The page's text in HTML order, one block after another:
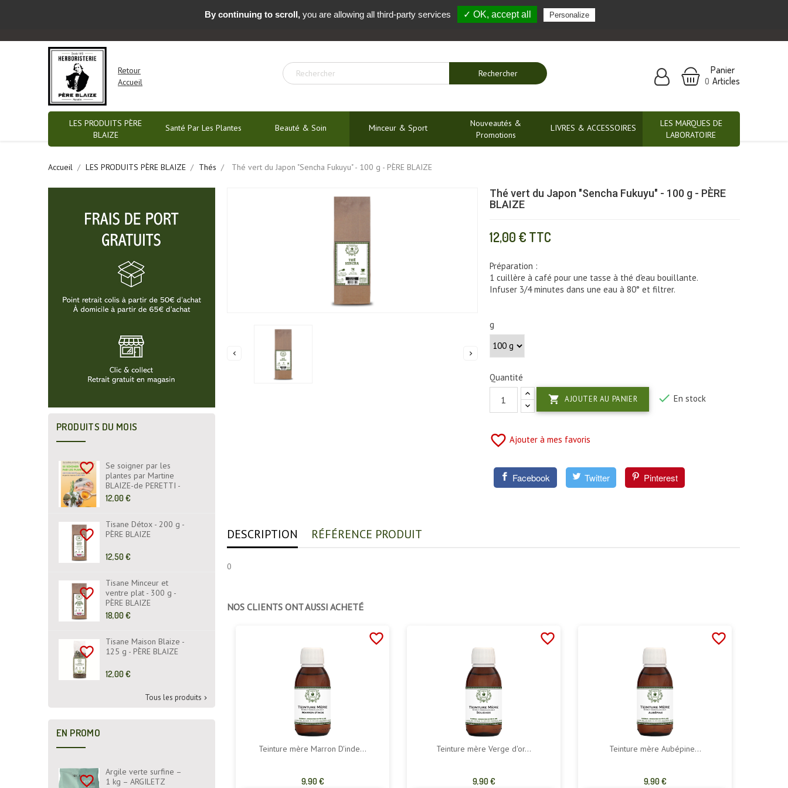
Nous contacter par email ou prendre RDV- 04 91 54 04 01
Retour
Accueil
Panier
0 Articles
Rechercher
LES PRODUITS PÈRE
BLAIZE
Santé Par Les Plantes Beauté & Soin Minceur & Sport
Nouveautés &
Promotions
LIVRES & ACCESSOIRES
LES MARQUES DE
LABORATOIRE
Accueil LES PRODUITS PÈRE BLAIZE Thés Thé vert du Japon "Sencha Fukuyu" - 100 g - PÈRE BLAIZE
PRODUITS DU MOIS
favorite_border
Se soigner par les
plantes par Martine
BLAIZE-de PERETTI -
Fiches Santé - Livre -
EYROLLES ÉDITIONS
Prix
12,00 €
favorite_border
Tisane Détox - 200 g -
PÈRE BLAIZE
Prix
12,50 €
favorite_border
Tisane Minceur et
ventre plat - 300 g -
PÈRE BLAIZE
Prix
18,00 €
favorite_border
Tisane Maison Blaize -
125 g - PÈRE BLAIZE
Prix
12,00 €
Tous les produits 
EN PROMO
favorite_border
Argile verte surfine –
1 kg – ARGILETZ
 
Thé vert du Japon "Sencha Fukuyu" - 100 g - PÈRE
BLAIZE
12,00 € TTC
Préparation :
1 cuillère à café pour une tasse à thé d'eau bouillante.
Infuser 3/4 minutes dans une eau à 80° et filtrer.
g
Quantité
 AJOUTER AU PANIER  En stock
favorite_border Ajouter à mes favoris
Facebook Twitter Pinterest
DESCRIPTION RÉFÉRENCE PRODUIT
0
NOS CLIENTS ONT AUSSI ACHETÉ
favorite_border
Teinture mère Marron D'inde...
Prix
9,90 €
favorite_border
Teinture mère Verge d'or...
Prix
9,90 €
favorite_border
Teinture mère Aubépine...
Prix
9,90 €
By continuing to scroll, you are allowing all third-party services ✓ OK, accept all Personalize